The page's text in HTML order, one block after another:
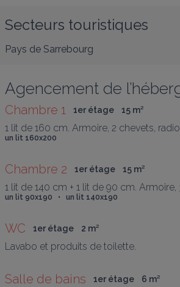
Secteurs touristiques
Pays de Sarrebourg
Agencement de
Chambre 1 1er étage 15 m²
1 lit de 160 cm. Armoire, 2 chevets,
un lit 160x200
Chambre 2 1er étage 15 m²
1 lit de 140 cm + 1 lit de 90 cm.
un lit 90x190   •   un lit 140x190
WC 1er étage 2 m²
Lavabo et produits de toilette.
Salle de bains 1er étage 6 m²